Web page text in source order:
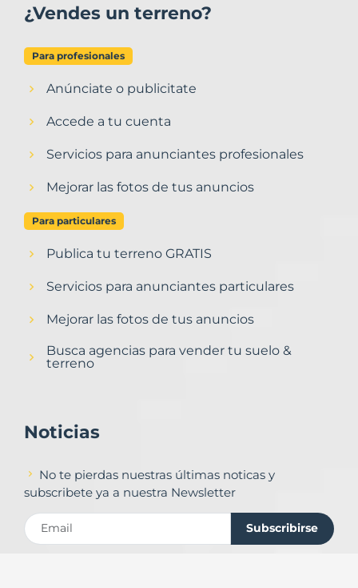
¿Vendes un terreno?
Para profesionales
Anúnciate o publicitate
Accede a tu cuenta
Servicios para anunciantes profesionales
Mejorar las fotos de tus anuncios
Para particulares
Publica tu terreno GRATIS
Servicios para anunciantes particulares
Mejorar las fotos de tus anuncios
Busca agencias para vender tu suelo &
terreno
Noticias
No te pierdas nuestras últimas noticas y
subscribete ya a nuestra Newsletter
Subscribirse